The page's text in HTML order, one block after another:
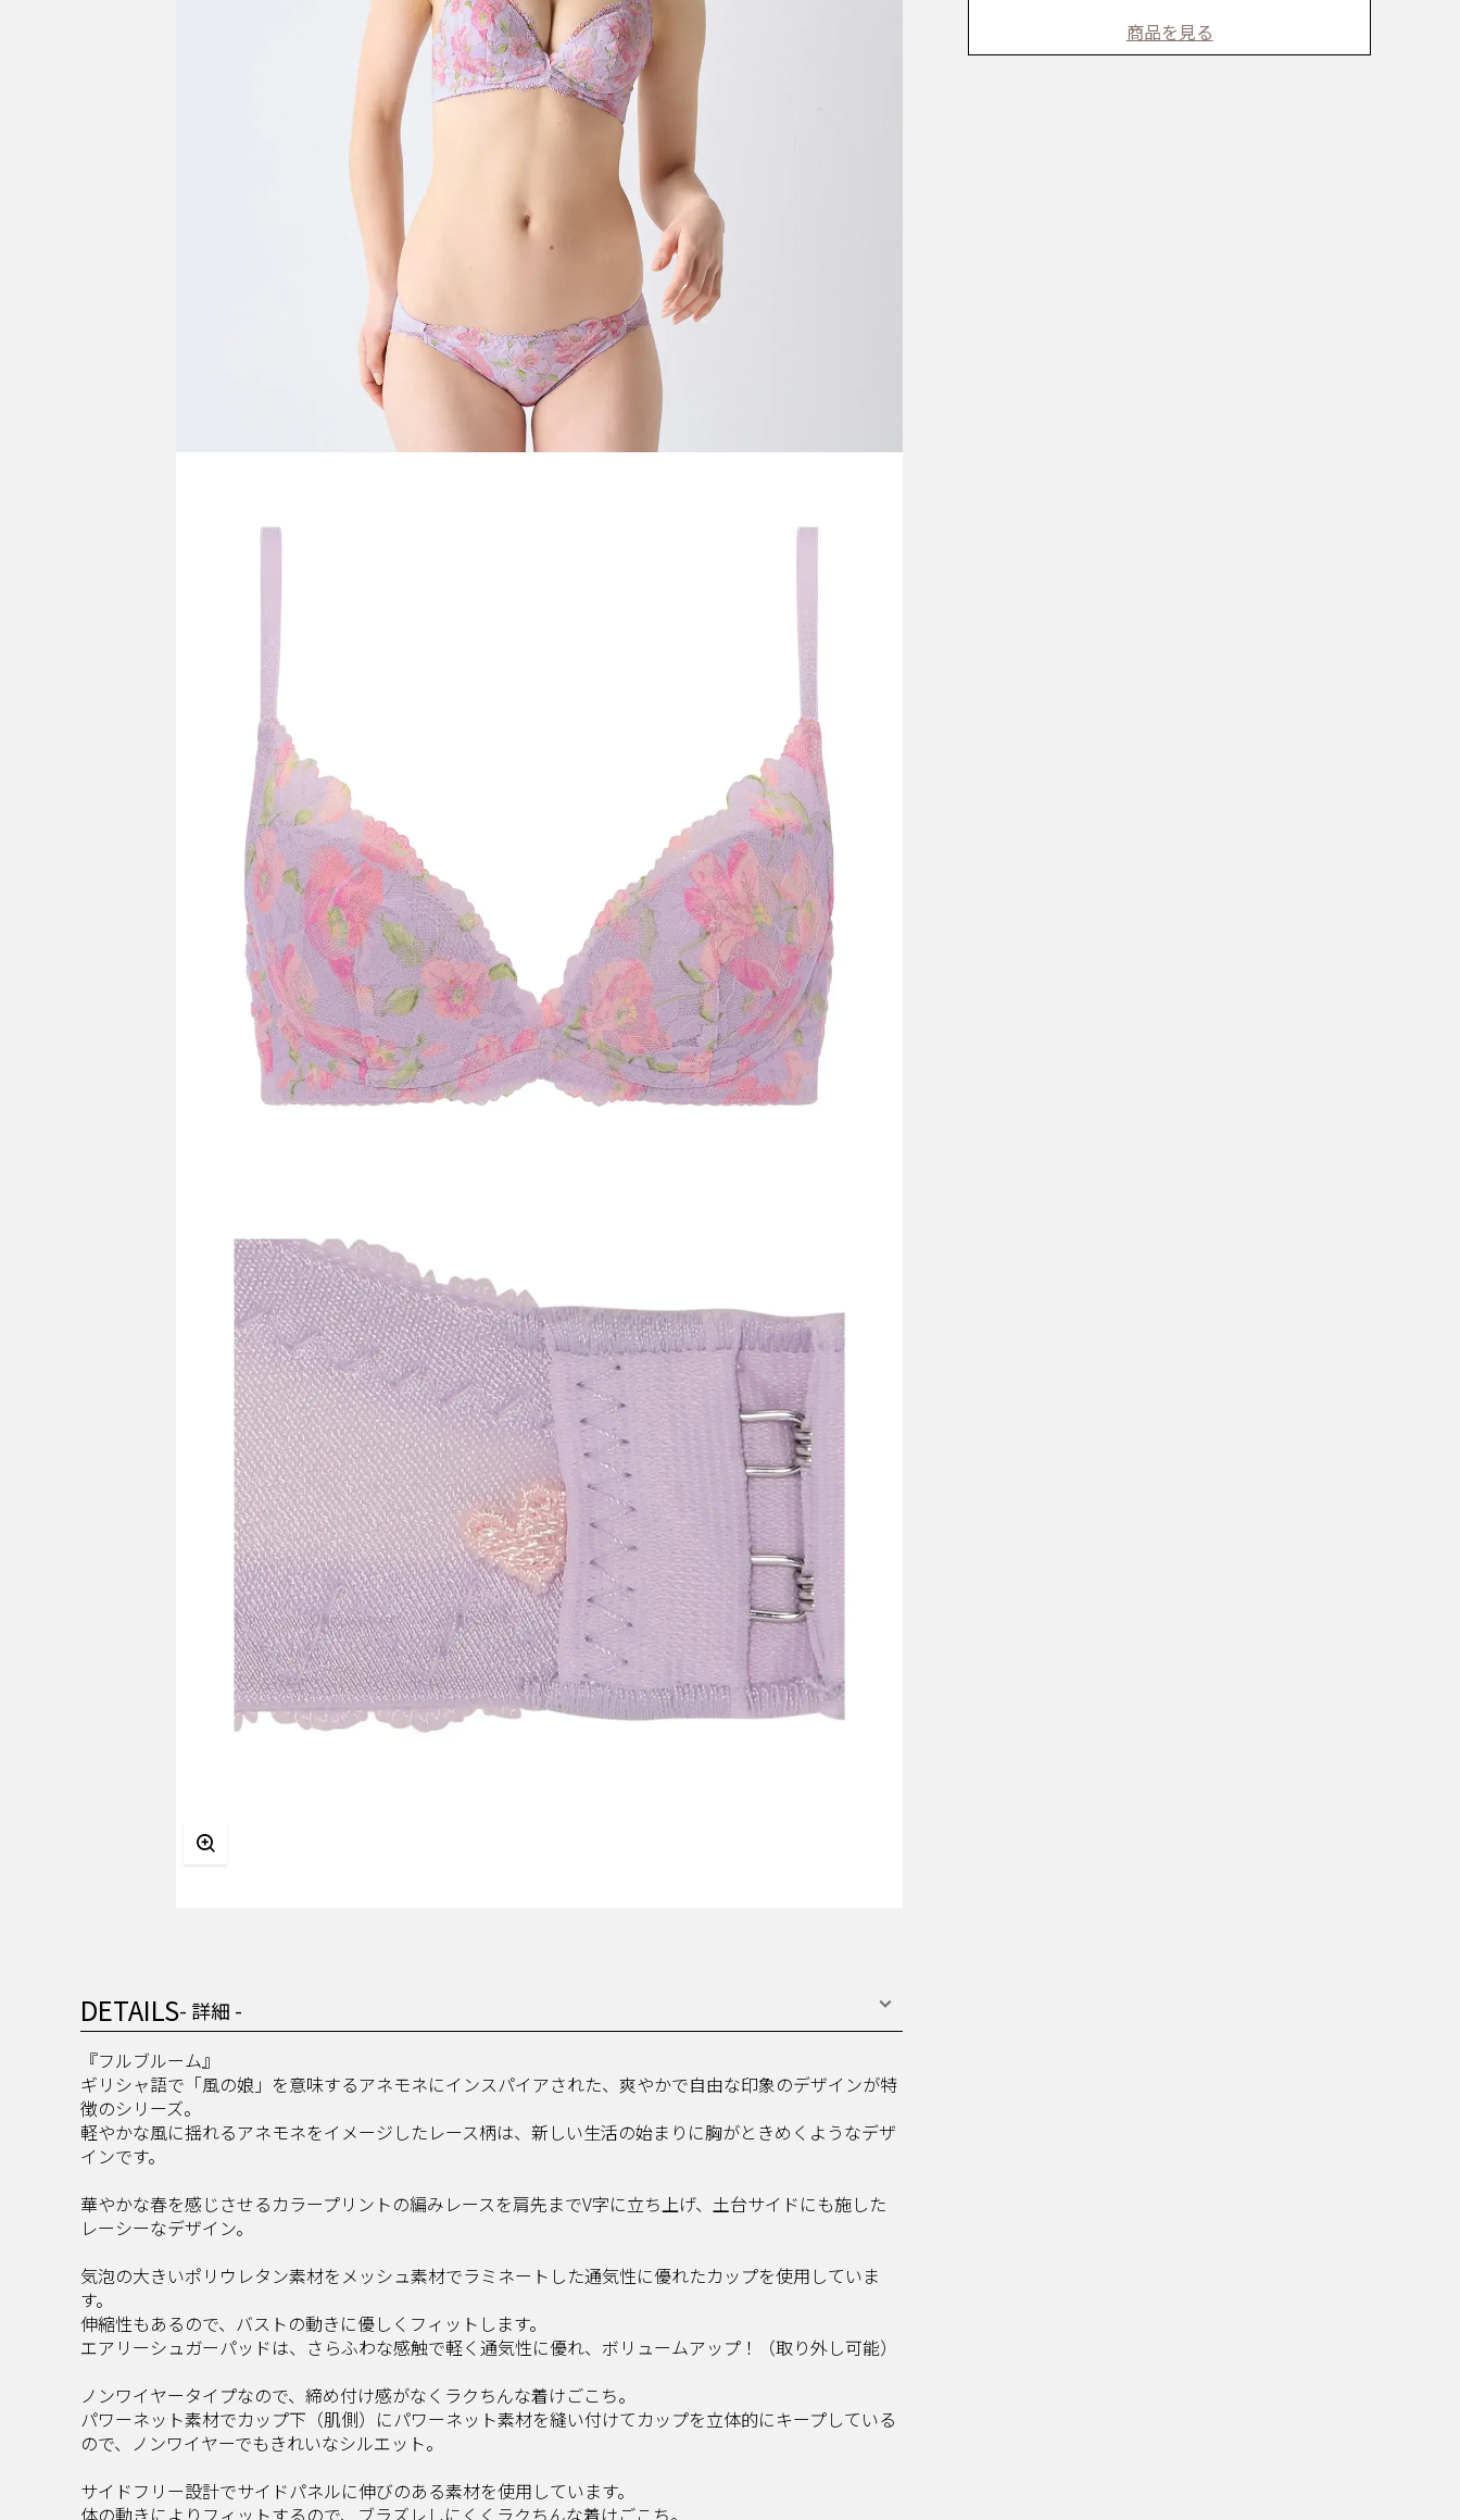
DETAILS- 詳細 -
『フルブルーム』
ギリシャ語で「風の娘」を意味するアネモネにインスパイアされた、爽やかで自由な印象のデザインが特
徴のシリーズ。
軽やかな風に揺れるアネモネをイメージしたレース柄は、新しい生活の始まりに胸がときめくようなデザ
インです。
華やかな春を感じさせるカラープリントの編みレースを肩先までV字に立ち上げ、土台サイドにも施した
レーシーなデザイン。
気泡の大きいポリウレタン素材をメッシュ素材でラミネートした通気性に優れたカップを使用していま
す。
伸縮性もあるので、バストの動きに優しくフィットします。
エアリーシュガーパッドは、さらふわな感触で軽く通気性に優れ、ボリュームアップ！（取り外し可能）
ノンワイヤータイプなので、締め付け感がなくラクちんな着けごこち。
パワーネット素材でカップ下（肌側）にパワーネット素材を縫い付けてカップを立体的にキープしている
ので、ノンワイヤーでもきれいなシルエット。
サイドフリー設計でサイドパネルに伸びのある素材を使用しています。
商品を見る